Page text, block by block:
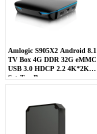
Amlogic S905X2 Android 8.1
TV Box 4G DDR 32G eMMC
USB 3.0 HDCP 2.2 4K*2K
Set-Top Box